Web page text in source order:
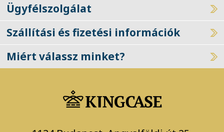
Ügyfélszolgálat
Szállítási és fizetési információk
Miért válassz minket?